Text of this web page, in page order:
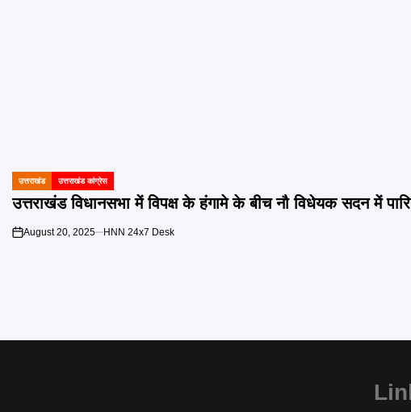
POSTED
IN
उत्तराखंड उत्तराखंड कांग्रेस
उत्तराखंड विधानसभा में विपक्ष के हंगामे के बीच नौ विधेयक सदन में
on
August 20, 2025 HNN 24x7 Desk